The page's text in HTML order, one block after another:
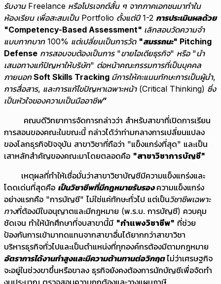
รับงาน Freelance หรือโปรเจกต์สั้น ๆ จากภาคเอกชนมาทำใน
ห้องเรียน เพื่อสะสมเป็น Portfolio ตั้งแต่ปี 1-2 การประเมินผลด้วย
"Competency-Based Assessment" เลิกสอบวัดความจำ
แบบกากบาท 100% แต่เปลี่ยนเป็นการวัด "สมรรถนะ" Pitching
Defense การสอบจบต้องเป็นการ "ขายไอเดียธุรกิจ" หรือ "นำ
เสนอทางแก้ปัญหาให้บริษัท" ต่อหน้าคณะกรรมการที่เป็นบุคคล
ภายนอก Soft Skills Tracking มีการให้คะแนนทักษะการเป็นผู้นำ,
การสื่อสาร, และการแก้ไขปัญหาเฉพาะหน้า (Critical Thinking) ซึ่ง
เป็นหัวใจของความเป็นมืออาชีพ”
คณบดีวิทยาการจัดการกล่าวว่า สำหรับสาขาที่เปิดการเรียน
การสอนของคณะในขณะนี้ กล่าวได้ว่าท่ามกลางการเปลี่ยนแปลง
ของโลกธุรกิจปัจจุบัน สาขาวิชาที่ถือว่า "แข็งแกร่งที่สุด" และเป็น
เสาหลักสำคัญของคณะมาโดยตลอดคือ "สาขาวิชาการบัญชี"
เหตุผลที่ทำให้เชื่อมั่นว่าสาขาวิชาบัญชีมีความแข็งแกร่งและ
โดดเด่นที่สุดคือ เป็นวิชาชีพที่มีกฎหมายรับรอง ความแข็งแกร่ง
อย่างแรกคือ "การบัญชี" ไม่ใช่แค่ทักษะทั่วไป แต่เป็นวิชาชีพเฉพาะ
ทางที่ต้องมีใบอนุญาตและมีกฎหมาย (พ.ร.บ. การบัญชี) ควบคุม
ชัดเจน ทำให้นักศึกษาที่จบสาขานี้มี "กำแพงวิชาชีพ" ที่ช่วย
ป้องกันการเข้ามาทดแทนจากสาขาอื่นได้ยากกว่าสาขาวิชา
บริหารธุรกิจทั่วไปและเป็นตำแหน่งที่ทุกองค์กรต้องมีตามกฎหมาย
อัตราการได้งานทำสูงและมีความต้านทานต่อวิกฤต ไม่ว่าเศรษฐกิจ
จะอยู่ในช่วงขาขึ้นหรือขาลง ธุรกิจยังคงต้องการนักบัญชีเพื่อจัดทำ
งบประมาณ ตรวจสอบความถูกต้องและวางแผนภาษี